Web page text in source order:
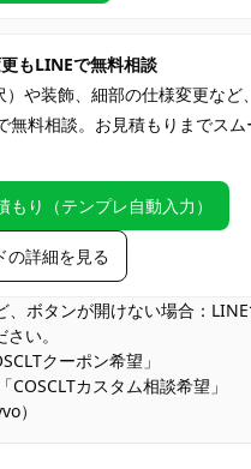
レ併せ、ハロウィン仮装、配
影、ロケ撮影、テーマカフェ
SNS投稿用セルフ撮影
ァン、出演者
他の衣類と同じく、清潔に乾
い物によっての破れを避けてく
奨。洗濯ネットの使用と弱い
。脱水は短時間、陰干しで形を
もLINEで無料相談
や装飾、細部の仕様変更など
無料相談。お見積もりまでスム
もり（テンプレ自動入力）
の詳細を見る
、ボタンが開けない場合：
い。
クーポン希望」
COSCLTカスタム相談希望」
）